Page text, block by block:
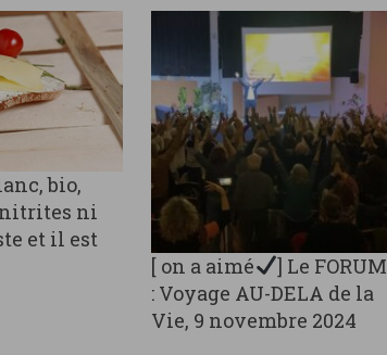
bio,
nitrites ni
et il est
[ on a aimé
] Le FORUM
: Voyage AU-DELA de la
Vie, 9 novembre 2024